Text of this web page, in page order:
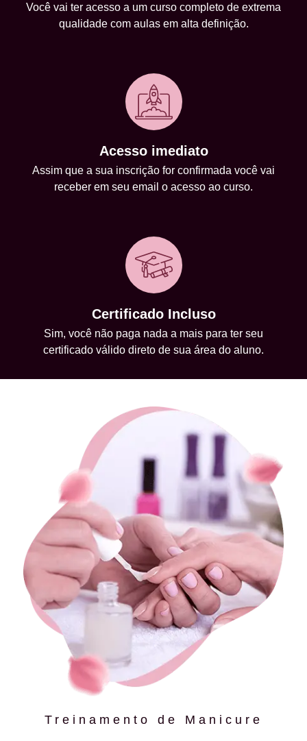
Você vai ter acesso a um curso completo de extrema
qualidade com aulas em alta definição.
Acesso imediato
Assim que a sua inscrição for confirmada você vai
receber em seu email o acesso ao curso.
Certificado Incluso
Sim, você não paga nada a mais para ter seu
certificado válido direto de sua área do aluno.
Treinamento de Manicure